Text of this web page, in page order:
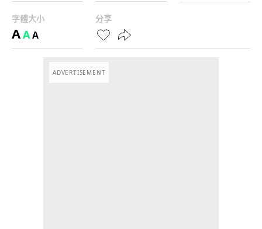
字體大小
AAA
分享
ADVERTISEMENT